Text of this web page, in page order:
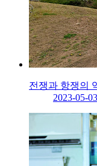
전쟁과 항쟁의
2023-05-